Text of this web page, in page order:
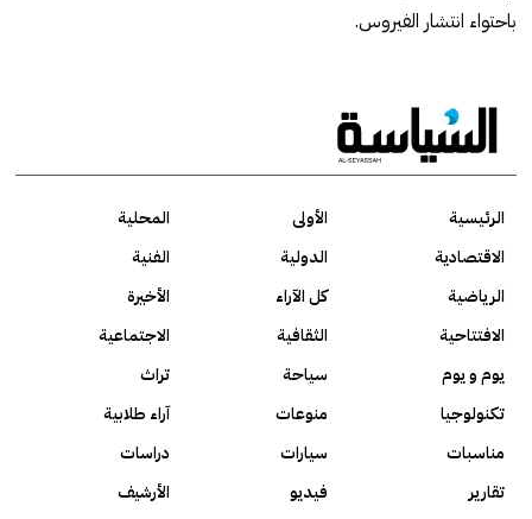
باحتواء انتشار الفيروس.
الرئيسية الأولى
المحلية
الاقتصادية
الدولية
الفنية
الرياضية
كل الآراء
الأخيرة
الافتتاحية
الثقافية
الاجتماعية
يوم و يوم
سياحة
تراث
تكنولوجيا
منوعات
آراء طلابية
مناسبات
سيارات
دراسات
تقارير
فيديو الأرشيف